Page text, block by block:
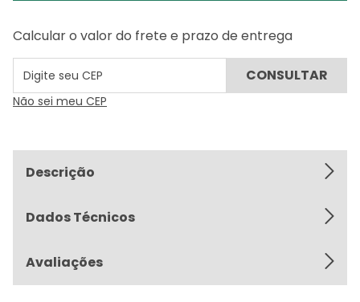
Calcular o valor do frete e prazo de entrega
Não sei meu CEP
Descrição
Dados Técnicos
Avaliações